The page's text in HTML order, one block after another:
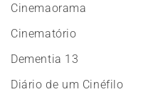
Cinemaorama
Cinematório
Dementia 13
Diário de um Cinéfilo